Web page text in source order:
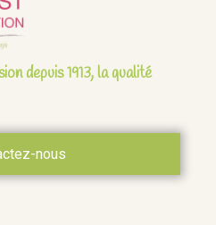
depuis 1913, la qualité
nous